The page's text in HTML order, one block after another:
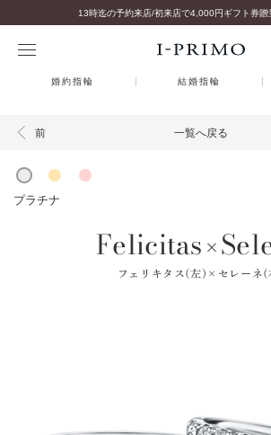
婚約指輪 結婚指輪
前 一覧へ戻る
プラチナ
Felicitas ×
フェリキタス(左)×セレーネ(